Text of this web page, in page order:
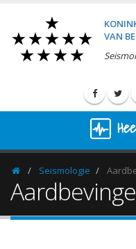
VAN
HomepageSeismologie